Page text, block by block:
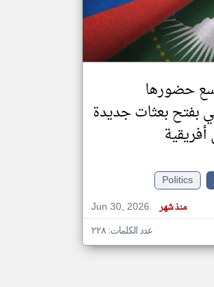
تغيير الدولة
اخبار جزر القمر على مدار الساعة
أهم اخبار جزر القمر العاجلة والمباشرة
حضورها
بفتح بعثات جديدة
Politics
Jun 30, 2026
منذ شهر
عدد الكلمات: ٢٢٨
klyoum.com